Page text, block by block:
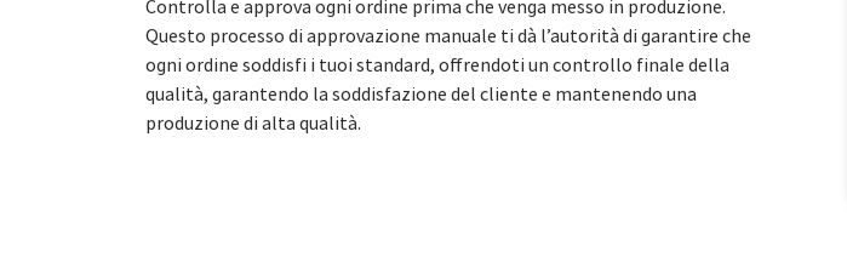
Controlla e approva ogni ordine prima che venga messo in produzione.
Questo processo di approvazione manuale ti dà l’autorità di garantire che
ogni ordine soddisfi i tuoi standard, offrendoti un controllo finale della
qualità, garantendo la soddisfazione del cliente e mantenendo una
produzione di alta qualità.